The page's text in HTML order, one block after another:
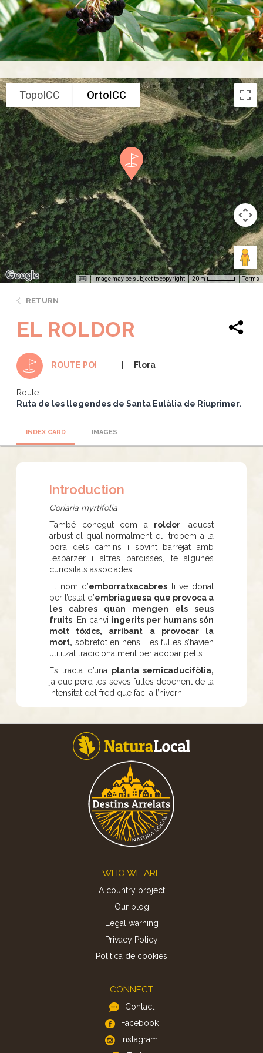
TopoICC OrtoICC
Image may be subject to copyright 20 m Terms
RETURN
EL ROLDOR
ROUTE POI Flora
Route:
Ruta de les llegendes de Santa Eulàlia de Riuprimer.
INDEX CARD IMAGES
Introduction
Coriaria myrtifolia
També conegut com a roldor , aquest
arbust el qual normalment el trobem a la
bora dels camins i sovint barrejat amb
l’esbarzer i altres bardisses, té algunes
curiositats associades.
El nom d’emborratxacabres li ve donat
per l’estat d’embriaguesa que provoca a
les cabres quan mengen els seus
fruits . En canvi ingerits per humans són
molt tòxics, arribant a provocar la
mort, sobretot en nens. Les fulles s’havien
utilitzat tradicionalment per adobar pells.
Es tracta d’una planta semicaducifòlia,
ja que perd les seves fulles depenent de la
intensitat del fred que faci a l’hivern.
WHO WE ARE
A country project
Our blog
Legal warning
Privacy Policy
Politica de cookies
CONNECT
Contact
Facebook
Instagram